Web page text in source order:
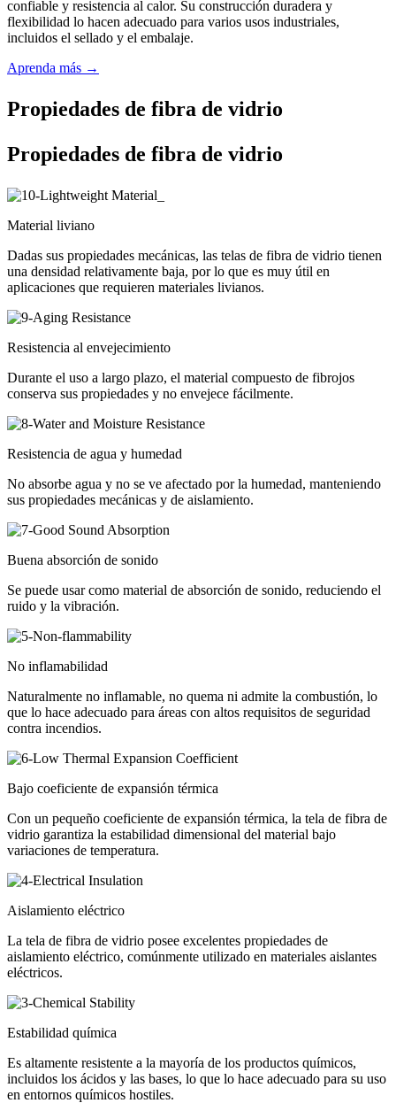
confiable y resistencia al calor. Su construcción duradera y
flexibilidad lo hacen adecuado para varios usos industriales,
incluidos el sellado y el embalaje.
Aprenda más →
Propiedades de fibra de vidrio
Propiedades de fibra de vidrio
Material liviano
Dadas sus propiedades mecánicas, las telas de fibra de vidrio tienen
una densidad relativamente baja, por lo que es muy útil en
aplicaciones que requieren materiales livianos.
Resistencia al envejecimiento
Durante el uso a largo plazo, el material compuesto de fibrojos
conserva sus propiedades y no envejece fácilmente.
Resistencia de agua y humedad
No absorbe agua y no se ve afectado por la humedad, manteniendo
sus propiedades mecánicas y de aislamiento.
Buena absorción de sonido
Se puede usar como material de absorción de sonido, reduciendo el
ruido y la vibración.
No inflamabilidad
Naturalmente no inflamable, no quema ni admite la combustión, lo
que lo hace adecuado para áreas con altos requisitos de seguridad
contra incendios.
Bajo coeficiente de expansión térmica
Con un pequeño coeficiente de expansión térmica, la tela de fibra de
vidrio garantiza la estabilidad dimensional del material bajo
variaciones de temperatura.
Aislamiento eléctrico
La tela de fibra de vidrio posee excelentes propiedades de
aislamiento eléctrico, comúnmente utilizado en materiales aislantes
eléctricos.
Estabilidad química
Es altamente resistente a la mayoría de los productos químicos,
incluidos los ácidos y las bases, lo que lo hace adecuado para su uso
en entornos químicos hostiles.